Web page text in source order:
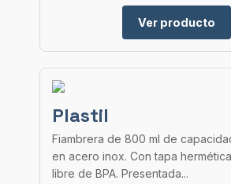
Ver producto
Plastil
Fiambrera de 800 ml de
en acero inox. Con tapa
libre de BPA. Presentada...